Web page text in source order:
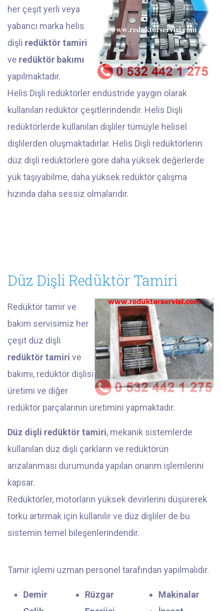
her çeşit yerli veya
yabancı marka helis
dişli redüktör tamiri
ve redüktör bakımı
yapılmaktadır.
Helis Dişli redüktörler endüstride yaygın olarak
kullanılan redüktör çeşitlerindendir. Helis Dişli
redüktörlerde kullanılan dişliler tümüyle helisel
dişlilerden oluşmaktadırlar. Helis Dişli redüktörlerin
düz dişli redüktörlere göre daha yüksek değerlerde
yük taşıyabilme, daha yüksek redüktör çalışma
hızında daha sessiz olmalarıdır.
Düz Dişli Redüktör Tamiri
Redüktör tamir ve
bakım servisimiz her
çeşit düz dişli
redüktör tamiri ve
bakımı, redüktör dişlisi
üretimi ve diğer
redüktör parçalarının üretimini yapmaktadır.
Düz dişli redüktör tamiri, mekanik sistemlerde
kullanılan düz dişli çarkların ve redüktörün
arızalanması durumunda yapılan onarım işlemlerini
kapsar.
Redüktörler, motorların yüksek devirlerini düşürerek
torku artırmak için kullanılır ve düz dişliler de bu
sistemin temel bileşenlerindendir.
Tamir işlemi uzman personel tarafından yapılmalıdır.
Demir
Rüzgar
Makinalar